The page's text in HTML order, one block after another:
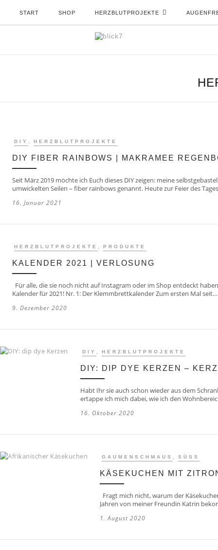
START SHOP HERZBLUTPROJEKTE
DIY HERZBLUTPROJEKTE
DIY FIBER RAINBOWS | MAKRAMEE
Seit März 2019 möchte ich Euch dieses DIY zeigen: meine
umwickelten Seilen – fiber rainbows genannt. Heute zur Feier des
16. Januar 2021
HERZBLUTPROJEKTE PRODUKTE
KALENDER 2021 | VERLOSUNG
Für alle, die sie noch nicht auf Instagram oder im Shop entdeckt
Kalender für 2021! Nr. 1: Der Klemmbrettkalender Zum ersten Mal seit…
9. Dezember 2020
DIY HERZBLUTPROJEKTE
DIY: DIP DYE KERZEN –
Habt Ihr sie auch schon wieder aus dem
ertappe ich mich dabei, wie ich den
16. Oktober 2020
GAUMENSCHMAUS SÜSS
KÄSEKUCHEN MIT
Fragt mich nicht, warum der
Jahren von meiner Freundin Katrin
1. August 2020